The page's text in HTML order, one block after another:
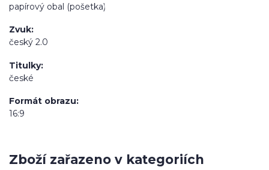
papírový obal (pošetka)
Zvuk
český 2.0
Titulky
české
Formát obrazu
16:9
Zboží zařazeno v kategoriích